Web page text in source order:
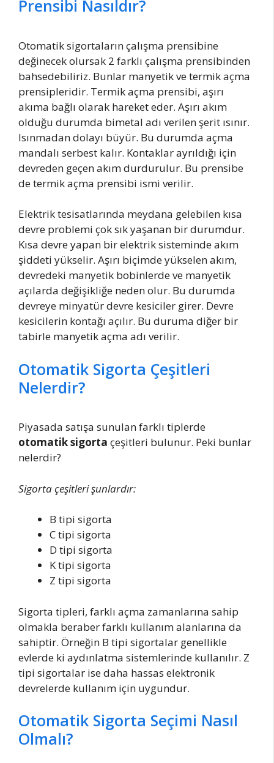
Prensibi Nasıldır?
Otomatik sigortaların çalışma prensibine
değinecek olursak 2 farklı çalışma prensibinden
bahsedebiliriz. Bunlar manyetik ve termik açma
prensipleridir. Termik açma prensibi, aşırı
akıma bağlı olarak hareket eder. Aşırı akım
olduğu durumda bimetal adı verilen şerit ısınır.
Isınmadan dolayı büyür. Bu durumda açma
mandalı serbest kalır. Kontaklar ayrıldığı için
devreden geçen akım durdurulur. Bu prensibe
de termik açma prensibi ismi verilir.
Elektrik tesisatlarında meydana gelebilen kısa
devre problemi çok sık yaşanan bir durumdur.
Kısa devre yapan bir elektrik sisteminde akım
şiddeti yükselir. Aşırı biçimde yükselen akım,
devredeki manyetik bobinlerde ve manyetik
açılarda değişikliğe neden olur. Bu durumda
devreye minyatür devre kesiciler girer. Devre
kesicilerin kontağı açılır. Bu duruma diğer bir
tabirle manyetik açma adı verilir.
Otomatik Sigorta Çeşitleri
Nelerdir?
Piyasada satışa sunulan farklı tiplerde
otomatik sigorta çeşitleri bulunur. Peki bunlar
nelerdir?
Sigorta çeşitleri şunlardır:
B tipi sigorta
C tipi sigorta
D tipi sigorta
K tipi sigorta
Z tipi sigorta
Sigorta tipleri, farklı açma zamanlarına sahip
olmakla beraber farklı kullanım alanlarına da
sahiptir. Örneğin B tipi sigortalar genellikle
evlerde ki aydınlatma sistemlerinde kullanılır. Z
tipi sigortalar ise daha hassas elektronik
devrelerde kullanım için uygundur.
Otomatik Sigorta Seçimi Nasıl
Olmalı?